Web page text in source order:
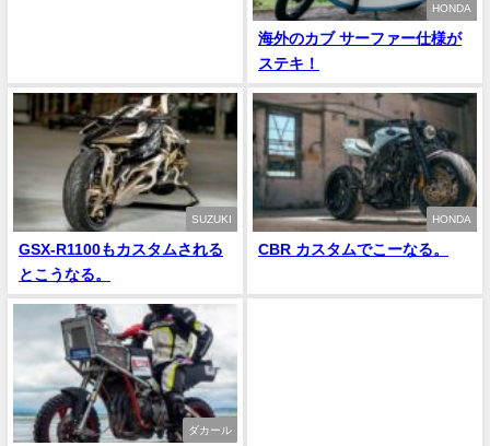
HONDA
海外のカブ サーファー仕様が
ステキ！
SUZUKI
GSX-R1100もカスタムされる
とこうなる。
HONDA
CBR カスタムでこーなる。
ダカール